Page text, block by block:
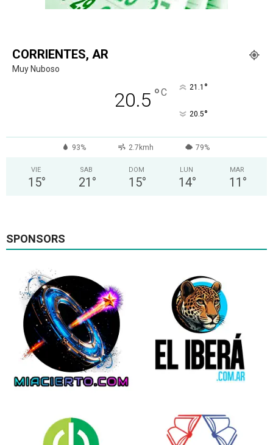
CORRIENTES, AR
Muy Nuboso
20.5 °C 21.1 °
20.5°
93% 2.7kmh 79%
VIE
15°
SAB
21 °
DOM
15°
LUN
14°
MAR
11 °
SPONSORS